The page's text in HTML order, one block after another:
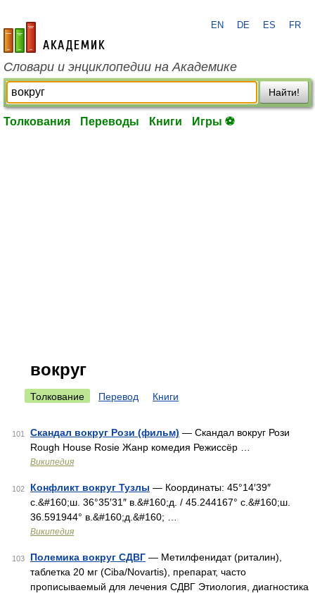
academic.ru
EN DE ES FR
Словари и энциклопедии на Академике
Найти!
Толкования Переводы Книги Игры ⚽
вокруг
Толкование Перевод Книги
101 Скандал вокруг Рози (фильм) — Скандал вокруг Рози
Rough House Rosie Жанр комедия Режиссёр …
Википедия
102 Конфликт вокруг Тузлы — Координаты: 45°14′39″
с.&#160;ш. 36°35′31″ в.&#160;д. / 45.244167° с.&#160;ш.
36.591944° в.&#160;д.&#160; …
Википедия
103 Полемика вокруг СДВГ — Метилфенидат (риталин),
таблетка 20 мг (Ciba/Novartis), препарат, часто
прописываемый для лечения СДВГ Этиология, диагностика